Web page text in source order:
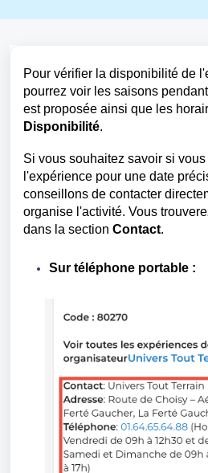
Pour vérifier la disponibilité de
pourrez voir les saisons
est proposée ainsi que les
Disponibilité.
Si vous souhaitez savoir si
l'expérience pour une date
conseillons de contacter
organise l'activité. Vous
dans la section Contact.
Sur téléphone portable :